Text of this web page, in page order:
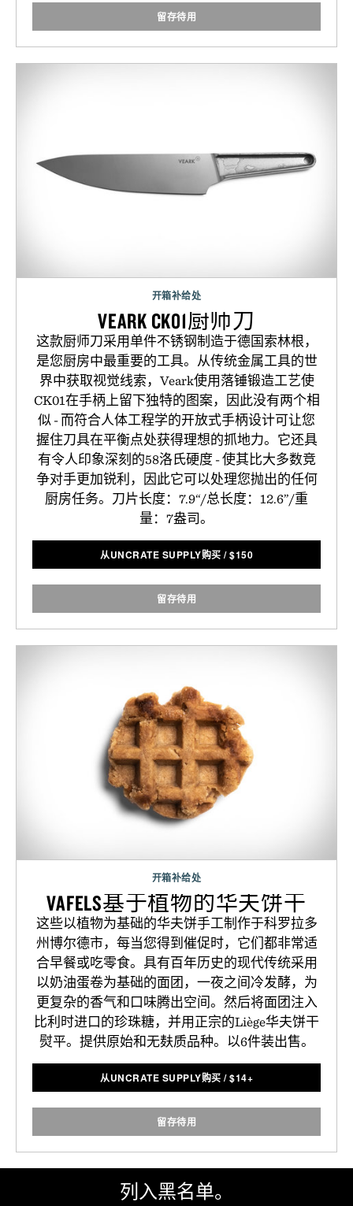
留存待用
开箱补给处
VEARK CK01厨师刀
这款厨师刀采用单件不锈钢制造于德国索林根，
是您厨房中最重要的工具。从传统金属工具的世
界中获取视觉线索，Veark使用落锤锻造工艺使
CK01在手柄上留下独特的图案，因此没有两个相
似 - 而符合人体工程学的开放式手柄设计可让您
握住刀具在平衡点处获得理想的抓地力。它还具
有令人印象深刻的58洛氏硬度 - 使其比大多数竞
争对手更加锐利，因此它可以处理您抛出的任何
厨房任务。刀片长度：7.9“/总长度：12.6”/重
量：7盎司。
从UNCRATE SUPPLY购买 /$150
留存待用
开箱补给处
VAFELS基于植物的华夫饼干
这些以植物为基础的华夫饼手工制作于科罗拉多
州博尔德市，每当您得到催促时，它们都非常适
合早餐或吃零食。具有百年历史的现代传统采用
以奶油蛋卷为基础的面团，一夜之间冷发酵，为
更复杂的香气和口味腾出空间。然后将面团注入
比利时进口的珍珠糖，并用正宗的Liège华夫饼干
熨平。提供原始和无麸质品种。以6件装出售。
从UNCRATE SUPPLY购买 /$14+
留存待用
列入黑名单。